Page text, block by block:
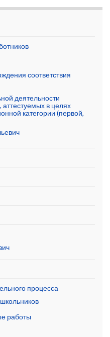
соответствия
деятельности
аттестуемых в целях
категории (первой,
процесса
работы